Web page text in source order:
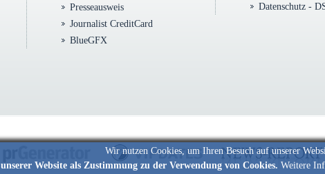
Wir nutzen Cookies, um Ihren Besuch auf unserer
Website als Zustimmung zu der Verwendung von Cookies. Weitere
Presseausweis
Journalist CreditCard
BlueGFX
Datenschutz -